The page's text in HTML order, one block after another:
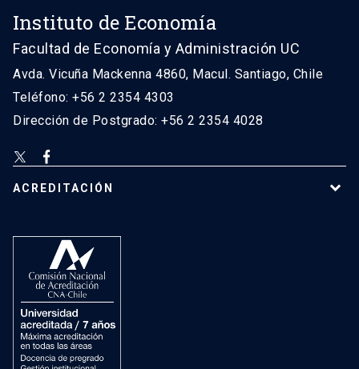
Instituto de Economía
Facultad de Economía y Administración UC
Avda. Vicuña Mackenna 4860, Macul. Santiago, Chile
Teléfono: +56 2 2354 4303
Dirección de Postgrado: +56 2 2354 4028
ACREDITACIÓN